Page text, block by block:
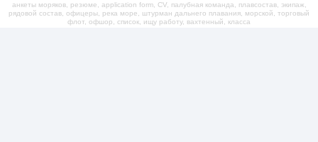
анкеты моряков, резюме, application form, CV, палубная команда, плавсостав, экипаж,
рядовой состав, офицеры, река море, штурман дальнего плавания, морской, торговый
флот, офшор, список, ищу работу, вахтенный, класса